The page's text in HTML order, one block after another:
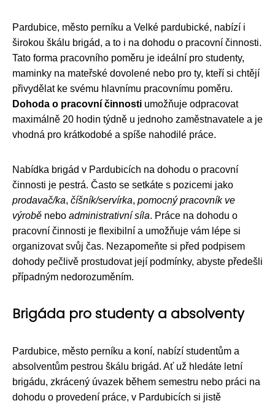
Pardubice, město perníku a Velké pardubické, nabízí i
širokou škálu brigád, a to i na dohodu o pracovní činnosti.
Tato forma pracovního poměru je ideální pro studenty,
maminky na mateřské dovolené nebo pro ty, kteří si chtějí
přivydělat ke svému hlavnímu pracovnímu poměru.
Dohoda o pracovní činnosti umožňuje odpracovat
maximálně 20 hodin týdně u jednoho zaměstnavatele a je
vhodná pro krátkodobé a spíše nahodilé práce.
Nabídka brigád v Pardubicích na dohodu o pracovní
činnosti je pestrá. Často se setkáte s pozicemi jako
prodavač/ka, číšník/servírka, pomocný pracovník ve
výrobě nebo administrativní síla. Práce na dohodu o
pracovní činnosti je flexibilní a umožňuje vám lépe si
organizovat svůj čas. Nezapomeňte si před podpisem
dohody pečlivě prostudovat její podmínky, abyste předešli
případným nedorozuměním.
Brigáda pro studenty a absolventy
Pardubice, město perníku a koní, nabízí studentům a
absolventům pestrou škálu brigád. Ať už hledáte letní
brigádu, zkrácený úvazek během semestru nebo práci na
dohodu o provedení práce, v Pardubicích si jistě